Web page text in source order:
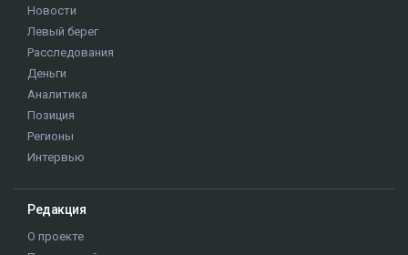
Новости
Левый берег
Расследования
Деньги
Аналитика
Позиция
Регионы
Интервью
Редакция
О проекте